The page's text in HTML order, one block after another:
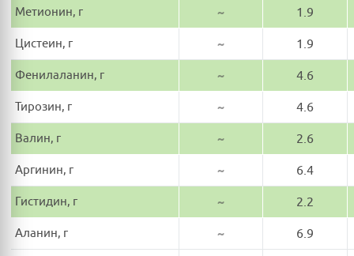
Метионин, г ~ 1.9
Цистеин, г ~ 1.9
Фенилаланин, г ~ 4.6
Тирозин, г ~ 4.6
Валин, г ~ 2.6
Аргинин, г ~ 6.4
Гистидин, г ~ 2.2
Аланин, г ~ 6.9